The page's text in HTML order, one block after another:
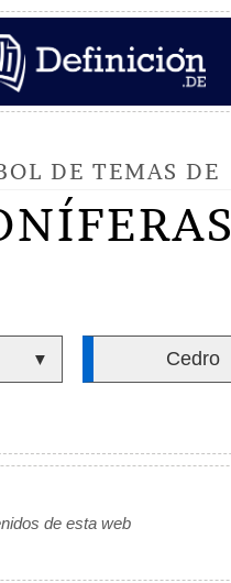
DE TEMAS DE
▼ Cedro
de esta web